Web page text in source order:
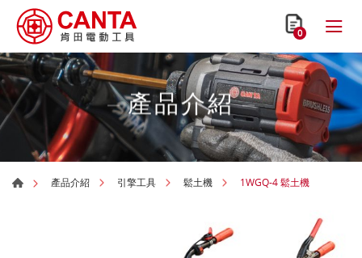
0
產品介紹
產品介紹 引擎工具 鬆土機 1WGQ-4 鬆土機